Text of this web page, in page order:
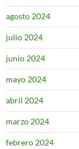
agosto 2024
julio 2024
junio 2024
mayo 2024
abril 2024
marzo 2024
febrero 2024